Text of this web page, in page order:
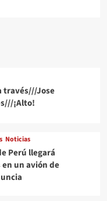
través///Jose
¡Alto!
Noticias
Perú llegará
un avión de